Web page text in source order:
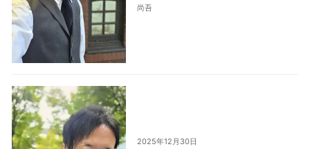
尚吾
2025年12月30日